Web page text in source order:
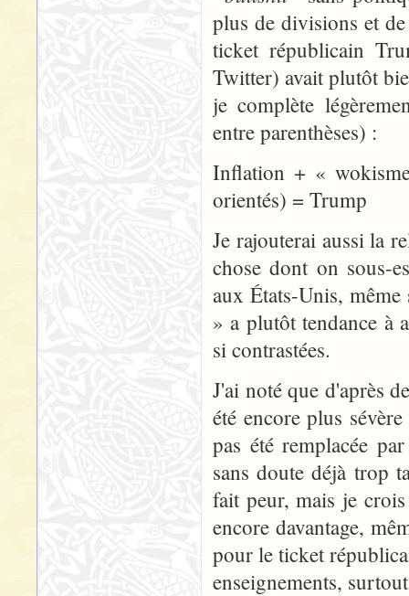
plus de divisions et
ticket républicain
Twitter) avait plutôt
je complète
entre parenthèses) :
Inflation + «
orientés) = Trump
Je rajouterai aussi la
chose dont on sous-
aux États-Unis,
» a plutôt tendance à
si contrastées.
J'ai noté que d'après
été encore plus
pas été remplacée
sans doute déjà trop
fait peur, mais je
encore davantage,
pour le ticket
enseignements,